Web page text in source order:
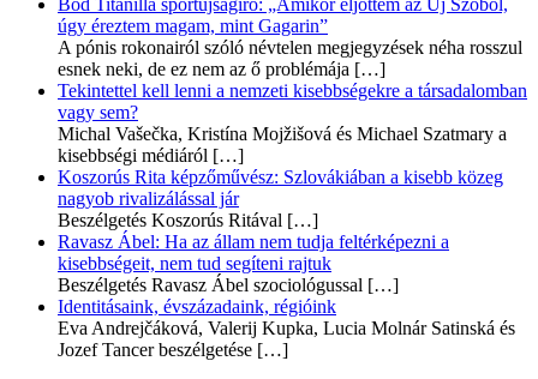
Bőd Titanilla sportújságíró: „Amikor eljöttem az Új Szóból,
úgy éreztem magam, mint Gagarin”
A pónis rokonairól szóló névtelen megjegyzések néha rosszul
esnek neki, de ez nem az ő problémája […]
Tekintettel kell lenni a nemzeti kisebbségekre a társadalomban
vagy sem?
Michal Vašečka, Kristína Mojžišová és Michael Szatmary a
kisebbségi médiáról […]
Koszorús Rita képzőművész: Szlovákiában a kisebb közeg
nagyob rivalizálással jár
Beszélgetés Koszorús Ritával […]
Ravasz Ábel: Ha az állam nem tudja feltérképezni a
kisebbségeit, nem tud segíteni rajtuk
Beszélgetés Ravasz Ábel szociológussal […]
Identitásaink, évszázadaink, régióink
Eva Andrejčáková, Valerij Kupka, Lucia Molnár Satinská és
Jozef Tancer beszélgetése […]